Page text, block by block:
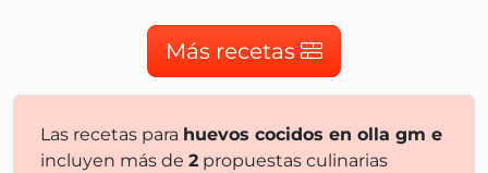
Más recetas
Las recetas para huevos cocidos en olla gm e
incluyen más de 2 propuestas culinarias